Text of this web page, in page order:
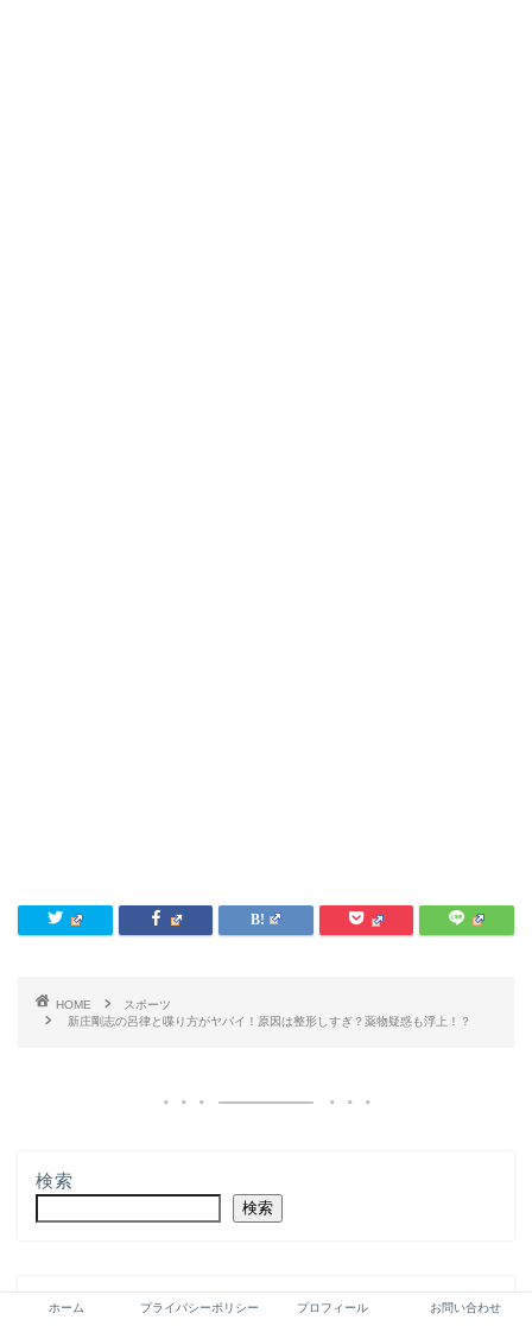
HOME
スポーツ
新庄剛志の呂律と喋り方がヤバイ！原因は整形しすぎ？薬物疑惑も浮上！？
検索
検索
ホーム プライバシーポリシー プロフィール お問い合わせ